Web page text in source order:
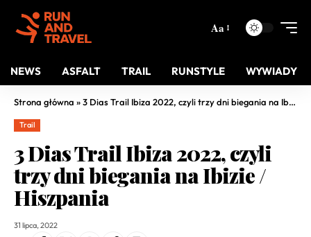
Aa
NEWS ASFALT TRAIL RUNSTYLE WYWIADY
Strona główna »3 Dias Trail Ibiza 2022, czyli trzy dni biegania na Ibizie / Hiszpania
Trail
3 Dias Trail Ibiza 2022, czyli
trzy dni biegania na Ibizie /
Hiszpania
31 lipca, 2022